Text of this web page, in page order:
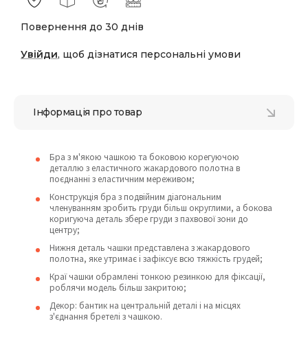
Повернення до 30 днів
Увійди, щоб дізнатися персональні умови
Інформація про товар
Бра з м'якою чашкою та боковою корегуючою
деталлю з еластичного жакардового полотна в
поєднанні з еластичним мереживом;
Конструкція бра з подвійним діагональним
членуванням зробить груди більш округлими, а бокова
коригуюча деталь збере груди з пахвової зони до
центру;
Нижня деталь чашки представлена ​​з жакардового
полотна, яке утримає і зафіксує всю тяжкість грудей;
Краї чашки обрамлені тонкою резинкою для фіксації,
роблячи модель більш закритою;
Декор: бантик на центральній деталі і на місцях
з'єднання бретелі з чашкою.